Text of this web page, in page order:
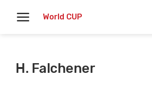
World CUP
H. Falchener